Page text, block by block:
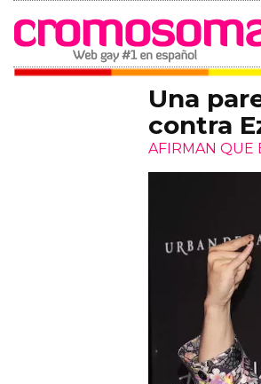
Una
contra
AFIRMAN QUE